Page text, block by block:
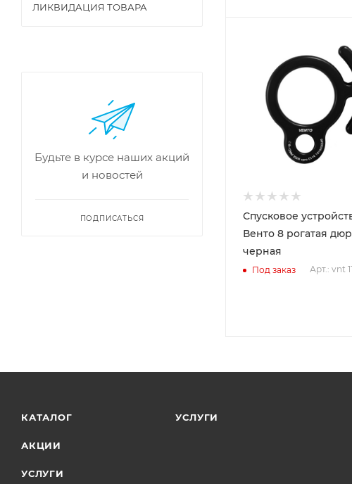
Спусковое
Венто 8 рогатая
черная
Под заказ Арт.: vnt
ЛИКВИДАЦИЯ ТОВАРА
Будьте в курсе наших акций
и новостей
ПОДПИСАТЬСЯ
КАТАЛОГ
АКЦИИ
УСЛУГИ
УСЛУГИ